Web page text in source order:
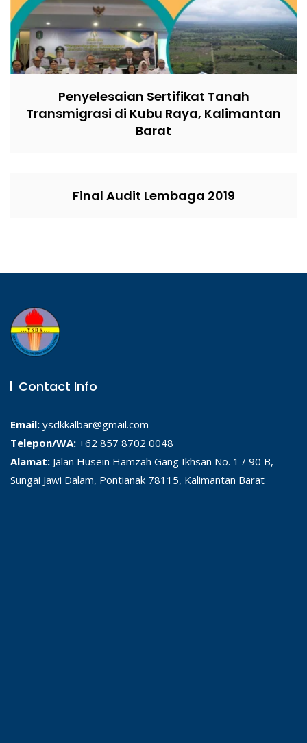
Penyelesaian Sertifikat Tanah
Transmigrasi di Kubu Raya, Kalimantan
Barat
Final Audit Lembaga 2019
Contact Info
Email: ysdkkalbar@gmail.com
Telepon/WA: +62 857 8702 0048
Alamat: Jalan Husein Hamzah Gang Ikhsan No. 1 / 90 B,
Sungai Jawi Dalam, Pontianak 78115, Kalimantan Barat